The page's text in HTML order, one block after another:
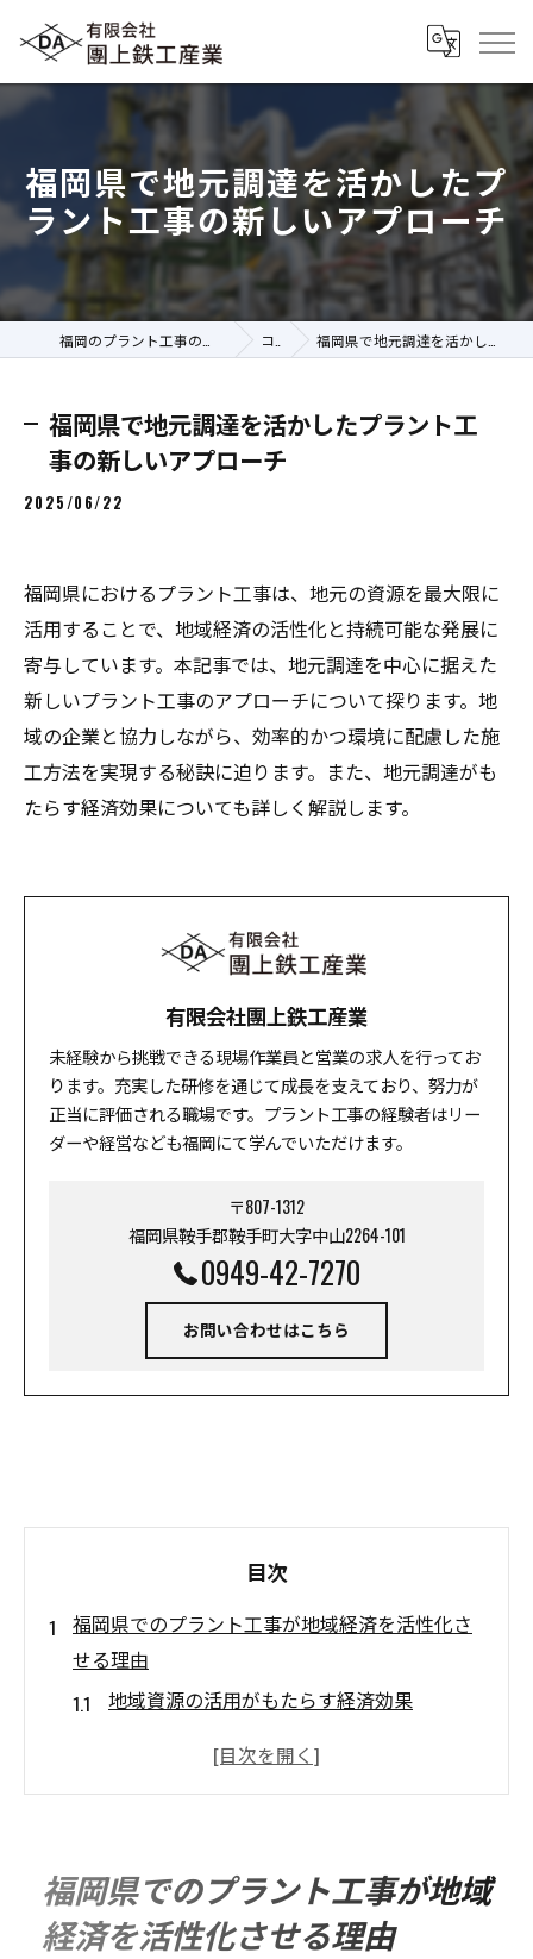
福岡県で地元調達を活かしたプ
ラント工事の新しいアプローチ
コラム 福岡県で地元調達を活かしたプラント工事の新しいアプローチ
福岡県で地元調達を活かしたプラント工
事の新しいアプローチ
2025/06/22
福岡県におけるプラント工事は、地元の資源を最大限に
活用することで、地域経済の活性化と持続可能な発展に
寄与しています。本記事では、地元調達を中心に据えた
新しいプラント工事のアプローチについて探ります。地
域の企業と協力しながら、効率的かつ環境に配慮した施
工方法を実現する秘訣に迫ります。また、地元調達がも
たらす経済効果についても詳しく解説します。
有限会社團上鉄工産業
未経験から挑戦できる現場作業員と営業の求人を行ってお
ります。充実した研修を通じて成長を支えており、努力が
正当に評価される職場です。プラント工事の経験者はリー
ダーや経営なども福岡にて学んでいただけます。
〒807-1312
福岡県鞍手郡鞍手町大字中山2264-101
0949-42-7270
お問い合わせはこちら
目次
福岡県でのプラント工事が地域経済を活性化さ
せる理由
地域資源の活用がもたらす経済効果
地元企業との連携で生まれる新たなビジネ
ーク
地域コミュニティとの協力関係構築の重要
福岡県でのプラント工事が地域
経済を活性化させる理由